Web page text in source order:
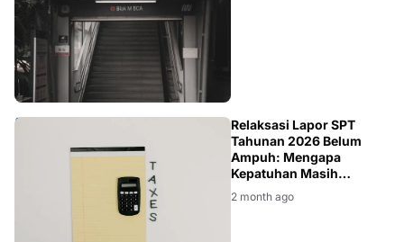
DJP
Relaksasi Lapor SPT
Tahunan 2026 Belum
Ampuh: Mengapa
Kepatuhan Masih
Rendah?
2 month ago